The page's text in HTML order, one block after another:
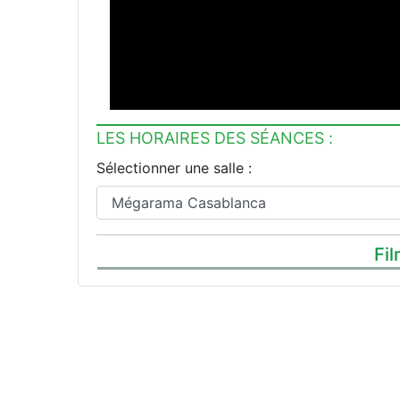
LES HORAIRES DES SÉANCES :
Sélectionner une salle :